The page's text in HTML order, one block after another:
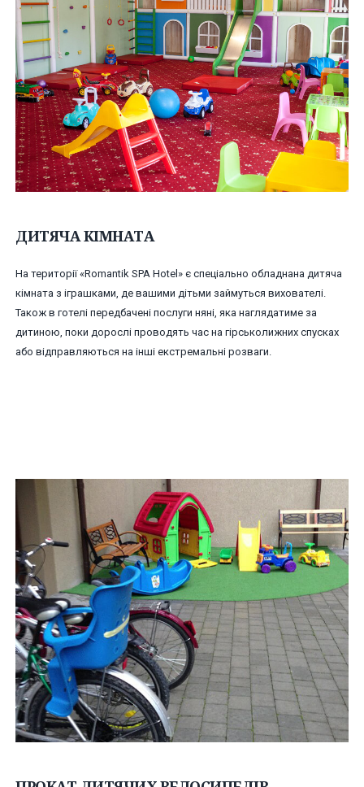
ДИТЯЧА КІМНАТА
На території «Romantik SPA Hotel» є спеціально обладнана дитяча
кімната з іграшками, де вашими дітьми займуться вихователі.
Також в готелі передбачені послуги няні, яка наглядатиме за
дитиною, поки дорослі проводять час на гірськолижних спусках
або відправляються на інші екстремальні розваги.